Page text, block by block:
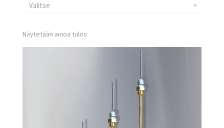
Valitse
Näytetään ainoa tulos